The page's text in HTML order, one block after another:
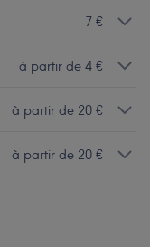
7 €
à partir de 4 €
à partir de 20 €
à partir de 20 €